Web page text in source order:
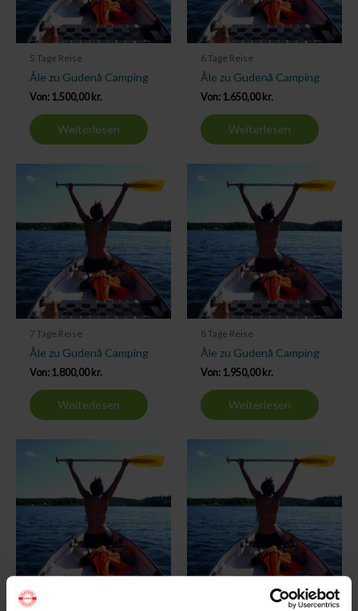
5 Tage Reise
Åle zu Gudenå Camping
Von: 1.500,00kr.
Weiterlesen
6 Tage Reise
Åle zu Gudenå Camping
Von: 1.650,00kr.
Weiterlesen
7 Tage Reise
Åle zu Gudenå Camping
Von: 1.800,00 kr.
Weiterlesen
8 Tage Reise
Åle zu Gudenå Camping
Von: 1.950,00 kr.
Weiterlesen